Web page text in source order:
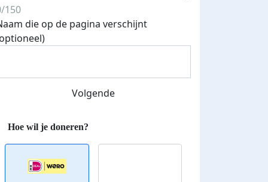
150
die op de pagina verschijnt
Volgende